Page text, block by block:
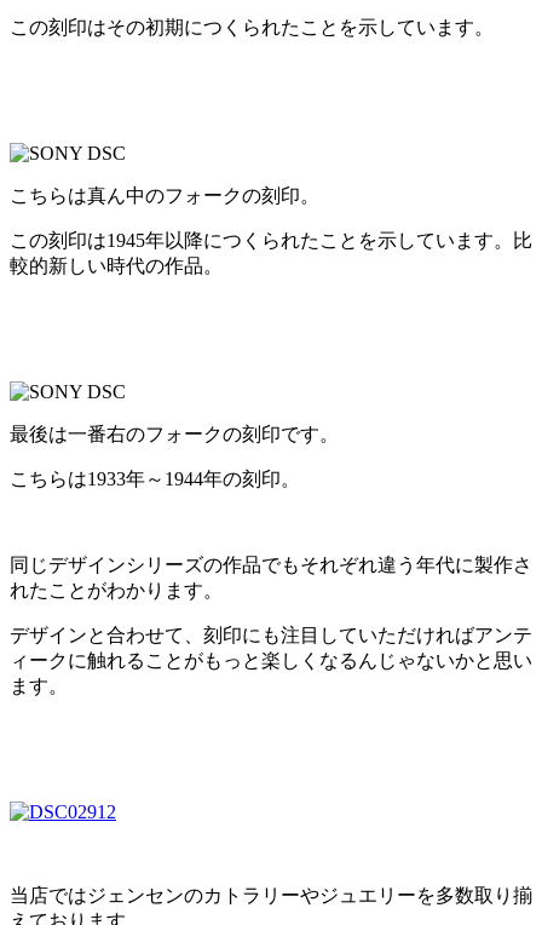
この刻印はその初期につくられたことを示しています。
こちらは真ん中のフォークの刻印。
この刻印は1945年以降につくられたことを示しています。比
較的新しい時代の作品。
最後は一番右のフォークの刻印です。
こちらは1933年～1944年の刻印。
同じデザインシリーズの作品でもそれぞれ違う年代に製作さ
れたことがわかります。
デザインと合わせて、刻印にも注目していただければアンテ
ィークに触れることがもっと楽しくなるんじゃないかと思い
ます。
当店ではジェンセンのカトラリーやジュエリーを多数取り揃
えております。